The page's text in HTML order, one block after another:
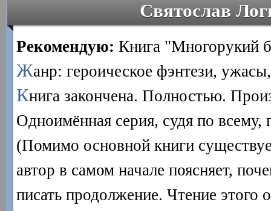
Святослав
Рекомендую: Книга "Многорукий
Жанр: героическое фэнтези,
Книга закончена. Полностью.
Одноимённая серия, судя по всему,
(Помимо основной книги
автор в самом начале поясняет,
писать продолжение. Чтение этого